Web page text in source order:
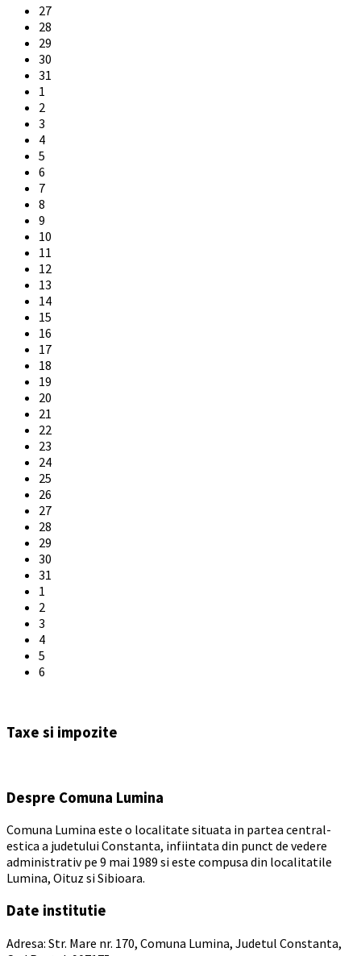
Skip
calendar
days
27
28
29
30
31
1
2
3
4
5
6
7
8
9
10
11
12
13
14
15
16
17
18
19
20
21
22
23
24
25
26
27
28
29
30
31
1
2
3
4
5
6
calendar
Taxe si impozite
Despre Comuna Lumina
Comuna Lumina este o localitate situata in partea central-
estica a judetului Constanta, infiintata din punct de vedere
administrativ pe 9 mai 1989 si este compusa din localitatile
Lumina, Oituz si Sibioara.
Date institutie
Adresa: Str. Mare nr. 170, Comuna Lumina, Judetul Constanta,